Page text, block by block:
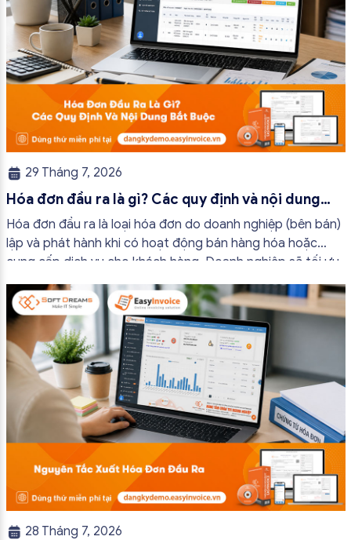
29 Tháng 7, 2026
Hóa đơn đầu ra là gì? Các quy định và nội dung
bắt buộc mới nhất
Hóa đơn đầu ra là loại hóa đơn do doanh nghiệp (bên bán)
lập và phát hành khi có hoạt động bán hàng hóa hoặc
cung cấp dịch vụ cho khách hàng. Doanh nghiệp sẽ tối ưu
quy trình vận hành và tránh được những án phạt hành
chính không đáng có nếu nắm rõ […]
28 Tháng 7, 2026